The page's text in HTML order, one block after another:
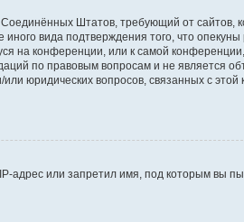
Штатов, требующий от сайтов,
вида подтверждения того, что
на конференции, или к самой
по правовым вопросам и не является
юридических вопросов, связанных с этой
адрес или запретил имя, под которым вы